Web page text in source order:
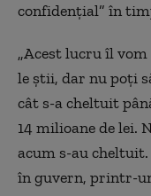
confidenţial” în
„Acest lucru îl
le ştii, dar nu poţi
cât s-a cheltuit
14 milioane de lei.
acum s-au
în guvern, printr-